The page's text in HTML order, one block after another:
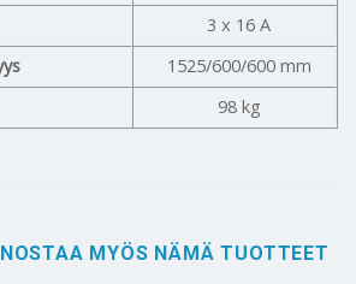
3 x 16 A
1525/600/600 mm
98 kg
MYÖS NÄMÄ TUOTTEET